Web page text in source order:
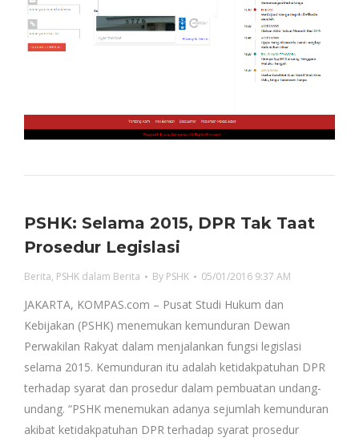
PSHK: Selama 2015, DPR Tak Taat
Prosedur Legislasi
Berita, PSHK dalam Berita By PSHK 05/01/2016 9:37 AM
JAKARTA, KOMPAS.com – Pusat Studi Hukum dan
Kebijakan (PSHK) menemukan kemunduran Dewan
Perwakilan Rakyat dalam menjalankan fungsi legislasi
selama 2015. Kemunduran itu adalah ketidakpatuhan DPR
terhadap syarat dan prosedur dalam pembuatan undang-
undang. “PSHK menemukan adanya sejumlah kemunduran
akibat ketidakpatuhan DPR terhadap syarat prosedur